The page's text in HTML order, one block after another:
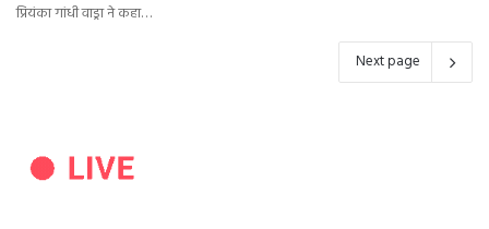
प्रियंका गांधी वाड्रा ने कहा…
Next page